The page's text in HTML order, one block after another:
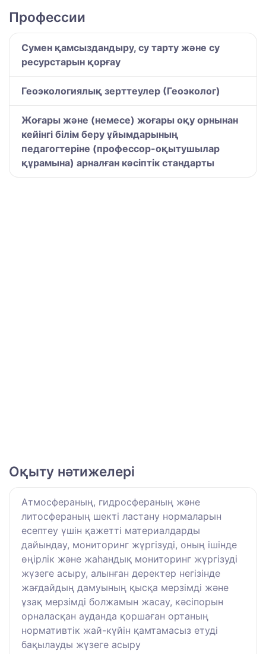
Профессии
Сумен қамсыздандыру, су тарту және су
ресурстарын қорғау
Геоэкологиялық зерттеулер (Геоэколог)
Жоғары және (немесе) жоғары оқу орнынан
кейінгі білім беру ұйымдарының
педагогтеріне (профессор-оқытушылар
құрамына) арналған кәсіптік стандарты
Оқыту нәтижелері
Атмосфераның, гидросфераның және
литосфераның шекті ластану нормаларын
есептеу үшін қажетті материалдарды
дайындау, мониторинг жүргізуді, оның ішінде
өңірлік және жаһандық мониторинг жүргізуді
жүзеге асыру, алынған деректер негізінде
жағдайдың дамуының қысқа мерзімді және
ұзақ мерзімді болжамын жасау, кәсіпорын
орналасқан ауданда қоршаған ортаның
нормативтік жай-күйін қамтамасыз етуді
бақылауды жүзеге асыру